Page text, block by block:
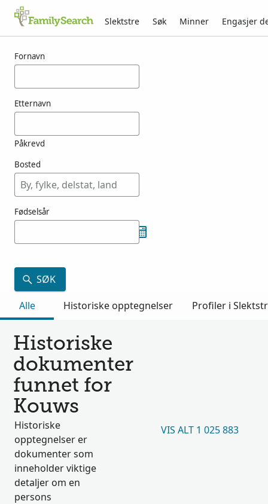
Slektstre Søk Minner Engasjer
Fornavn
Etternavn
Påkrevd
Bosted
Fødselsår
SØK
Alle
Historiske opptegnelser Profiler i
Historiske
dokumenter
funnet for
Kouws
Historiske
opptegnelser er
dokumenter som
inneholder viktige
detaljer om en
persons
VIS ALT 1 025 883